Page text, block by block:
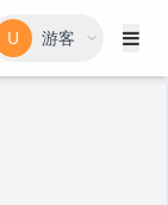
U 游客